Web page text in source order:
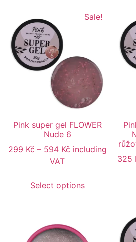
Sale!
Pink super gel FLOWER
Nude 6
299 Kč – 594 Kč including
VAT
Select options
325